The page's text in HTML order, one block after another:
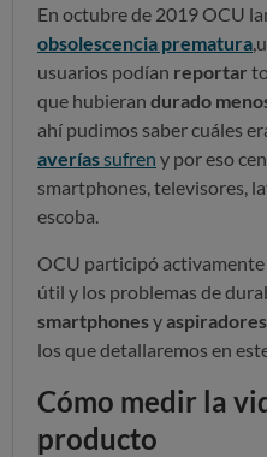
En octubre de 2019 OCU
obsolescencia prematura
usuarios podían reportar
que hubieran durado
ahí pudimos saber cuáles
averíassufren y por eso
smartphones, televisores,
escoba.
OCU participó
útil y los problemas de
smartphonesy
los que detallaremos en
Cómo medir la
producto